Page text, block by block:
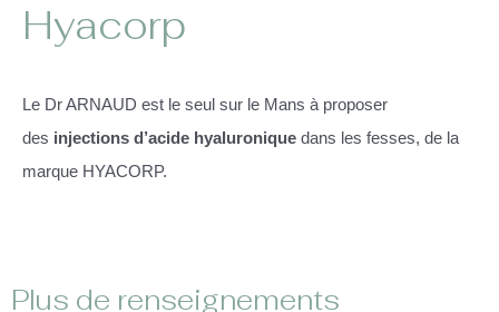
Hyacorp
Le Dr ARNAUD est le seul sur le Mans à proposer
des injections d’acide hyaluronique dans les fesses, de la
marque HYACORP.
Plus de renseignements